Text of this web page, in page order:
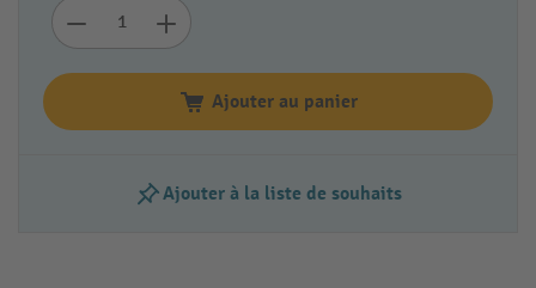
Ajouter au panier
Ajouter à la liste de souhaits